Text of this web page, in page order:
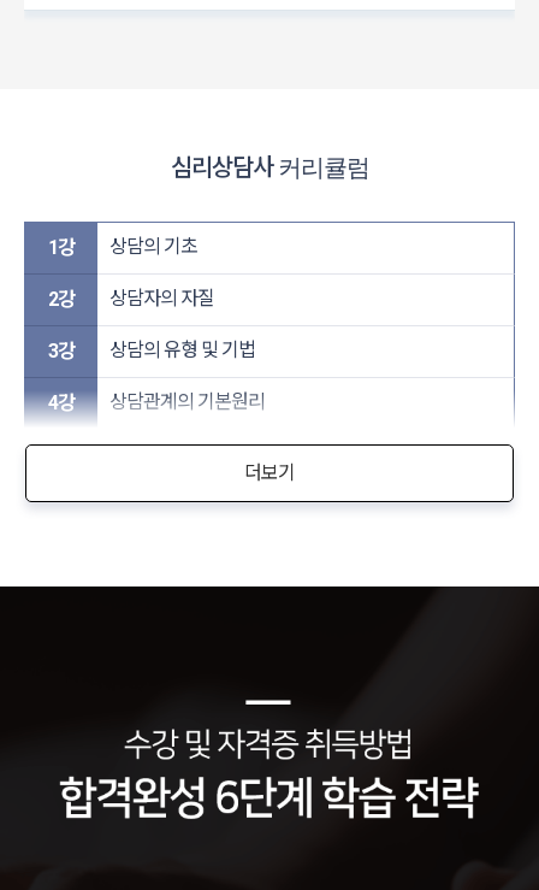
심리상담사 커리큘럼
1강 상담의 기초
2강 상담자의 자질
3강 상담의 유형 및 기법
4강 상담관계의 기본원리
더보기